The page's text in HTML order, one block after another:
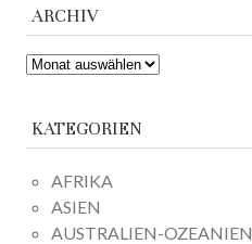
ARCHIV
ARCHIV
KATEGORIEN
AFRIKA
ASIEN
AUSTRALIEN-OZEANIEN